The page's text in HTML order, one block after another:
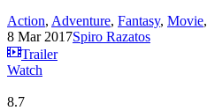
Action, Adventure, Fantasy, Movie,
8 Mar 2017Spiro Razatos
Trailer
Watch
8.7